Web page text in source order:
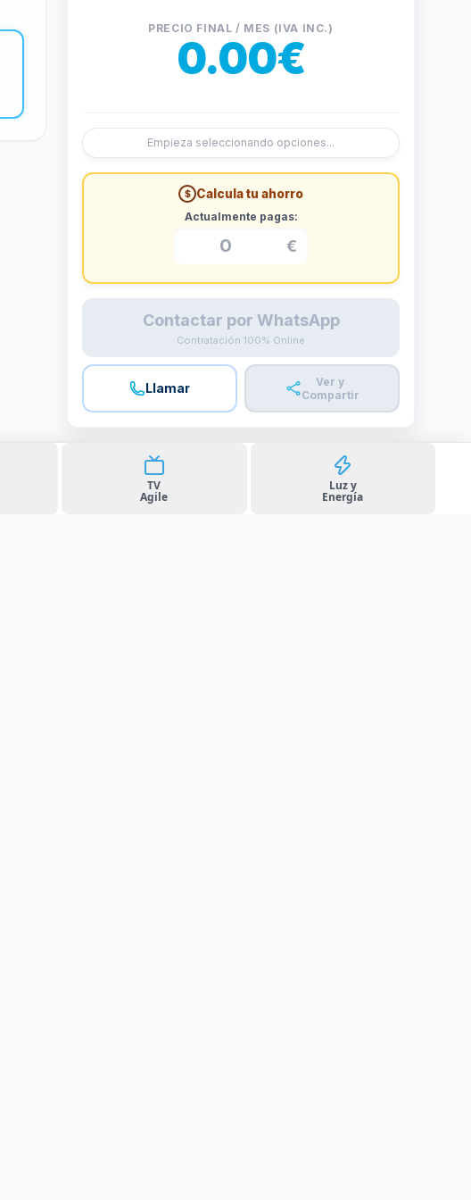
PRECIO FINAL / MES (IVA INC.)
0.00€
Empieza seleccionando opciones...
$ Calcula tu ahorro
Actualmente pagas:
€
Contactar por WhatsApp
Contratación 100% Online
Llamar
Ver y
Compartir
TV
Agile
Luz y
Energía